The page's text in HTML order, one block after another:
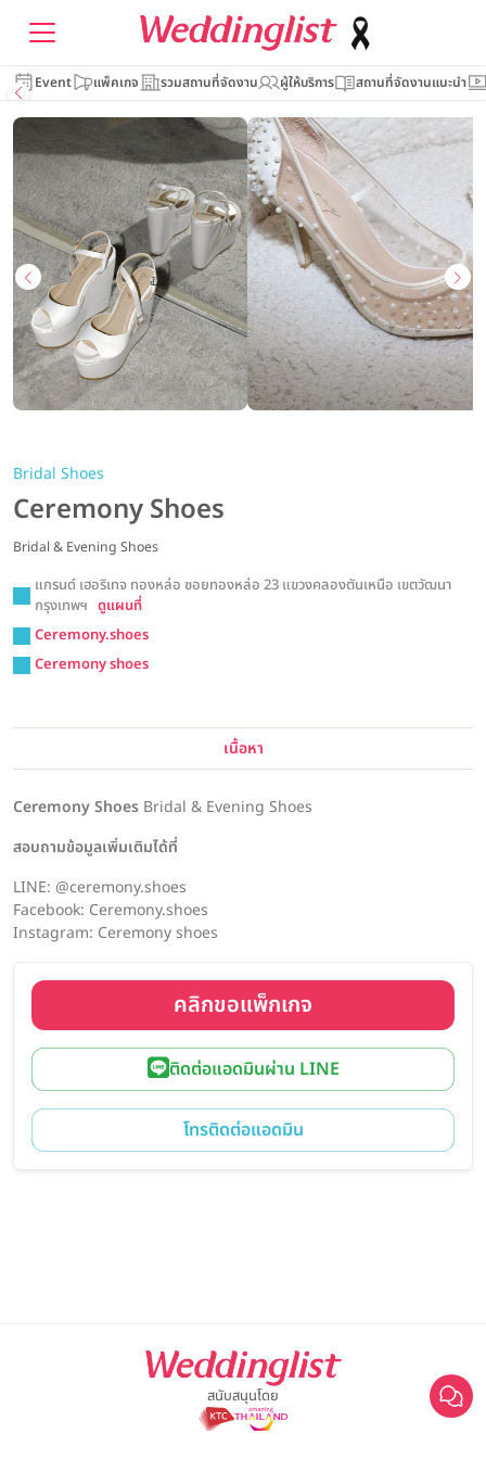
Event แพ็คเกจ รวมสถานที่จัดงาน ผู้ให้บริการ สถานที่จัดงานแนะนำ
Bridal Shoes
Ceremony Shoes
Bridal & Evening Shoes
แกรนด์ เฮอริเทจ ทองหล่อ ซอยทองหล่อ 23 แขวงคลองตันเหนือ เขตวัฒนา
กรุงเทพฯ ดูแผนที่
Ceremony.shoes
Ceremony shoes
เนื้อหา
Ceremony Shoes Bridal & Evening Shoes
สอบถามข้อมูลเพิ่มเติมได้ที่
LINE: @ceremony.shoes
Facebook: Ceremony.shoes
Instagram: Ceremony shoes
คลิกขอแพ็กเกจ
ติดต่อแอดมินผ่าน LINE
โทรติดต่อแอดมิน
สนับสนุนโดย